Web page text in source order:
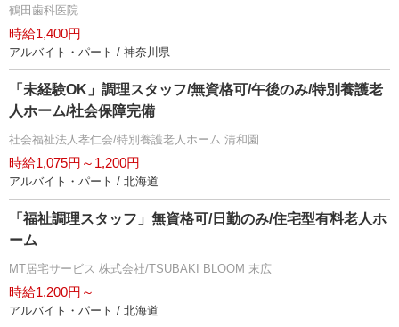
鶴田歯科医院
時給1,400円
アルバイト・パート / 神奈川県
「未経験OK」調理スタッフ/無資格可/午後のみ/特別養護老
人ホーム/社会保障完備
社会福祉法人孝仁会/特別養護老人ホーム 清和園
時給1,075円～1,200円
アルバイト・パート / 北海道
「福祉調理スタッフ」無資格可/日勤のみ/住宅型有料老人ホ
ーム
MT居宅サービス 株式会社/TSUBAKI BLOOM 末広
時給1,200円～
アルバイト・パート / 北海道